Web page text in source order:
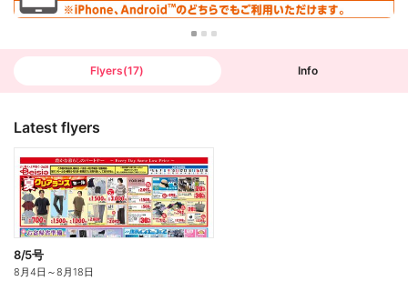
Flyers(17) Info
Latest flyers
8/5号
8月4日 ～8月18日